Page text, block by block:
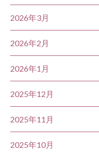
2026年3月
2026年2月
2026年1月
2025年12月
2025年11月
2025年10月